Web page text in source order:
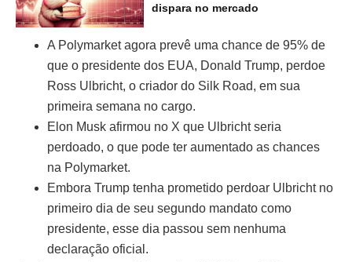
dispara no mercado
A Polymarket agora prevê uma chance de 95% de
que o presidente dos EUA, Donald Trump, perdoe
Ross Ulbricht, o criador do Silk Road, em sua
primeira semana no cargo.
Elon Musk afirmou no X que Ulbricht seria
perdoado, o que pode ter aumentado as chances
na Polymarket.
Embora Trump tenha prometido perdoar Ulbricht no
primeiro dia de seu segundo mandato como
presidente, esse dia passou sem nenhuma
declaração oficial.